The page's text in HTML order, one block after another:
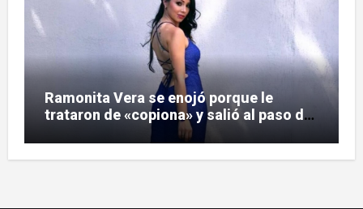
Ramonita Vera se enojó porque le
trataron de «copiona» y salió al paso de